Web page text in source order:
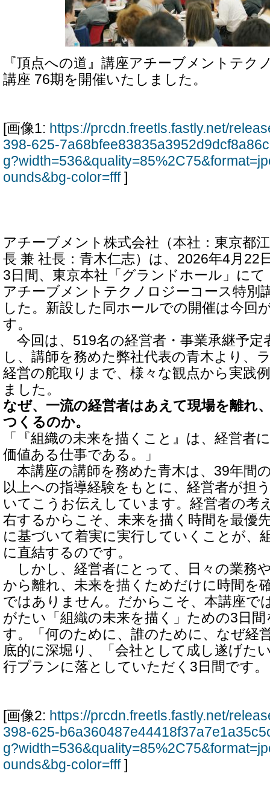
『頂点への道』講座アチーブメントテク
講座 76期を開催いたしました。
[画像1: https://prcdn.freetls.fastly.net/
398-625-
ounds&bg-color=fff]
アチーブメント株式会社（本社：東京都
長 兼 社長：青木仁志）は、2026年4月22
3日間、東京本社「グランドホール」に
アチーブメントテクノロジーコース特別
した。新設した同ホールでの開催は今回
す。
今回は、519名の経営者・事業承継予定
し、講師を務めた弊社代表の青木より、
経営の舵取りまで、様々な観点から実践
ました。
なぜ、一流の経営者はあえて現場を離れ
つくるのか。
「『組織の未来を描くこと』は、経営者
価値ある仕事である。」
本講座の講師を務めた青木は、39年間
以上への指導経験をもとに、経営者が担
いてこうお伝えしています。経営者の考
右するからこそ、未来を描く時間を最優
に基づいて着実に実行していくことが、
に直結するのです。
しかし、経営者にとって、日々の業務
から離れ、未来を描くためだけに時間を
ではありません。だからこそ、本講座で
がたい「組織の未来を描く」ための3日
す。「何のために、誰のために、なぜ経
底的に深堀り、「会社として成し遂げた
行プランに落としていただく3日間です。
[画像2: https://prcdn.freetls.fastly.net/
398-625-
ounds&bg-color=fff]